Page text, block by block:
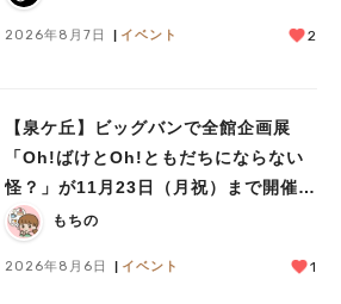
2026年8月7日 イベント 2
【泉ケ丘】ビッグバンで全館企画展
「Oh!ばけとOh!ともだちにならない
怪？」が11月23日（月祝）まで開催
中！
もちの
2026年8月6日 イベント 1